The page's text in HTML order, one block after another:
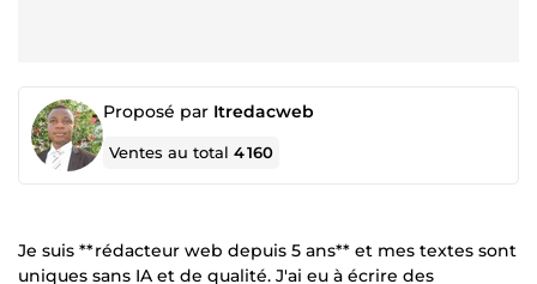
Proposé par Itredacweb
Ventes au total4 160
Je suis **rédacteur web depuis 5 ans** et mes textes sont
uniques sans IA et de qualité. J'ai eu à écrire des